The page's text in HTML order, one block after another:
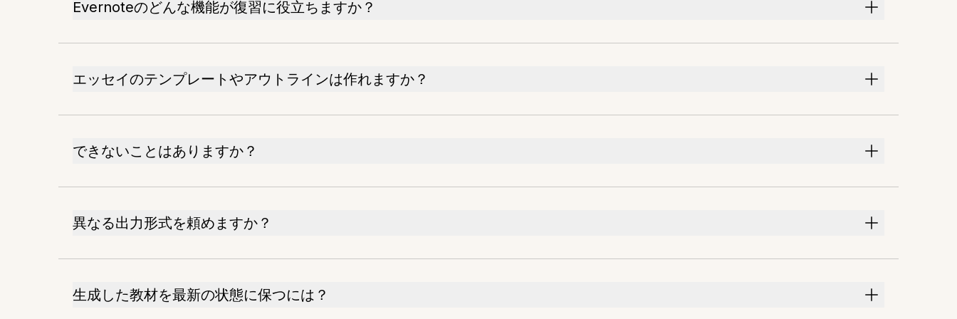
Evernoteのどんな機能が復習に役立ちますか？
エッセイのテンプレートやアウトラインは作れますか？
できないことはありますか？
異なる出力形式を頼めますか？
生成した教材を最新の状態に保つには？